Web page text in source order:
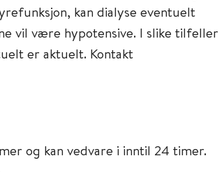
kan dialyse eventuelt
vil være hypotensive. I slike tilfeller
er aktuelt. Kontakt
og kan vedvare i inntil 24 timer.